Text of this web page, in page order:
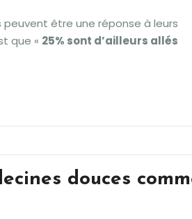
peuvent être une réponse à leurs
que « 25% sont d’ailleurs allés
douces